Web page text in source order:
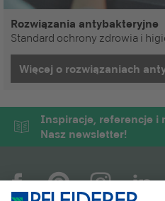
Rozwiązania antybakteryjne
Standard ochrony zdrowia i
Więcej o rozwiązaniach
Inspiracje, referencje i
Nasz newsletter!